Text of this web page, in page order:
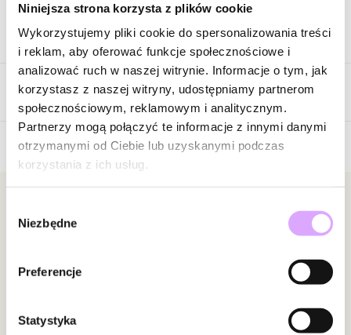
Niniejsza strona korzysta z plików cookie
Wykorzystujemy pliki cookie do spersonalizowania treści
i reklam, aby oferować funkcje społecznościowe i
analizować ruch w naszej witrynie. Informacje o tym, jak
korzystasz z naszej witryny, udostępniamy partnerom
społecznościowym, reklamowym i analitycznym.
Partnerzy mogą połączyć te informacje z innymi danymi
otrzymanymi od Ciebie lub uzyskanymi podczas
korzystania z ich usług.
zgody
Niezbędne
Preferencje
Statystyka
Opis produktu
Surowiec: stal szlachetna.
Kolor surowca: złoty.
Elementy: szklane perły.
Wielkość pereł: 0,40 cm; 0,60 cm; 0,80 cm.
Długość naszyjnika: 82 cm + 6 cm łańcuszek wydłużający.
Rodzaj zapięcia: karabińczyk.
Opinie
Brak opinii
Jeszcze nikt nie ocenił tego produktu.
produkcie!
W naszej witrynie opinie mogą dodawać tylko